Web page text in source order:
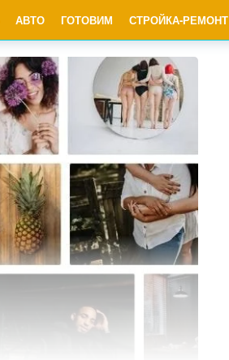
АВТО ГОТОВИМ СТРОЙКА-РЕМОНТ